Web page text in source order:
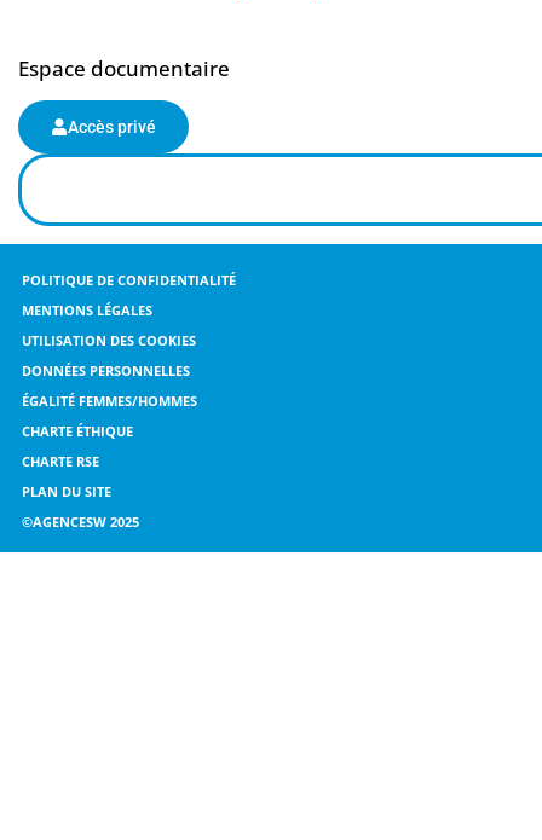
Espace documentaire
Accès privé
POLITIQUE DE CONFIDENTIALITÉ
MENTIONS LÉGALES
UTILISATION DES COOKIES
DONNÉES PERSONNELLES
ÉGALITÉ FEMMES/HOMMES
CHARTE ÉTHIQUE
CHARTE RSE
PLAN DU SITE
©AGENCESW 2025